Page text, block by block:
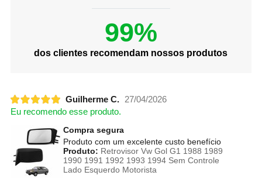
99%
dos clientes recomendam nossos produtos
Guilherme C.
27/04/2026
Eu recomendo esse produto.
Compra segura
Produto com um excelente custo benefício
Produto: Retrovisor Vw Gol G1 1988 1989
1990 1991 1992 1993 1994 Sem Controle
Lado Esquerdo Motorista